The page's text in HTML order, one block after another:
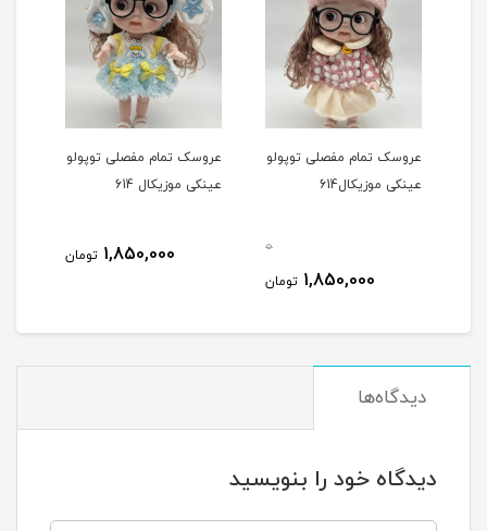
عروسک تمام مفصلی توپولو
عینکی موزیکال614
0
1,850,000 تومان
عروسک تمام مفصلی توپولو
عینکی موزيکال 614
1,850,000 تومان
دیدگاه‌ها
دیدگاه خود را بنویسید